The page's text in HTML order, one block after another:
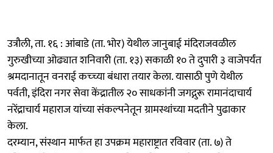
उत्रौली, ता. १६ : आंबाडे (ता. भोर) येथील जानुबाई मंदिराजवळील
गुरुखीच्या ओढ्यात शनिवारी (ता. १३) सकाळी १० ते दुपारी ३ वाजेपर्यंत
श्रमदानातून वनराई कच्च्या बंधारा तयार केला. यासाठी पुणे येथील
पर्वती, इंदिरा नगर सेवा केंद्रातील २० साधकांनी जगद्गुरू रामानंदाचार्य
नरेंद्राचार्य महाराज यांच्या संकल्पनेतून ग्रामस्थांच्या मदतीने पुढाकार
केला.
दरम्यान, संस्थान मार्फत हा उपक्रम महाराष्ट्रात रविवार (ता. ७) ते